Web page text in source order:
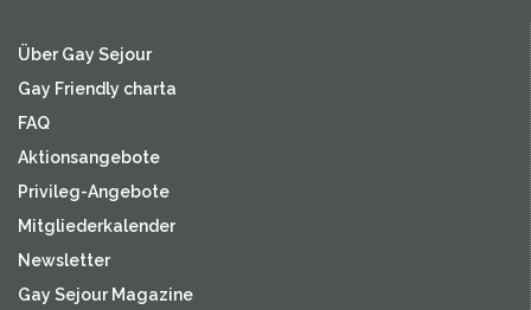
Über Gay Sejour
Gay Friendly charta
FAQ
Aktionsangebote
Privileg-Angebote
Mitgliederkalender
Newsletter
Gay Sejour Magazine